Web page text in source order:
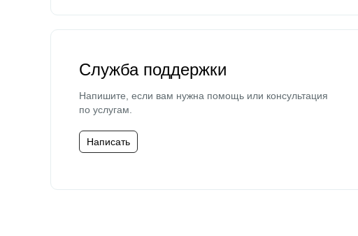
Служба поддержки
Напишите, если вам нужна помощь или консультация
по услугам.
Написать